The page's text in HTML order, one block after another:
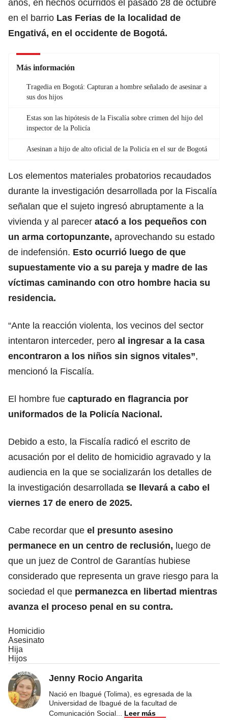
años, en hechos ocurridos el pasado 28 de octubre
en el barrio Las Ferias de la localidad de
Engativá, en el occidente de Bogotá.
Más información
Tragedia en Bogotá: Capturan a hombre señalado de asesinar a
sus dos hijos
Estas son las hipótesis de la Fiscalía sobre crimen del hijo del
inspector de la Policía
Asesinan a hijo de alto oficial de la Policía en el sur de Bogotá
Los elementos materiales probatorios recaudados
durante la investigación desarrollada por la Fiscalía
señalan que el sujeto ingresó abruptamente a la
vivienda y al parecer atacó a los pequeños con
un arma cortopunzante, aprovechando su estado
de indefensión. Esto ocurrió luego de que
supuestamente vio a su pareja y madre de las
víctimas caminando con otro hombre hacia su
residencia.
“Ante la reacción violenta, los vecinos del sector
intentaron interceder, pero al ingresar a la casa
encontraron a los niños sin signos vitales”,
mencionó la Fiscalía.
El hombre fue capturado en flagrancia por
uniformados de la Policía Nacional.
Debido a esto, la Fiscalía radicó el escrito de
acusación por el delito de homicidio agravado y la
audiencia en la que se socializarán los detalles de
la investigación desarrollada se llevará a cabo el
viernes 17 de enero de 2025.
Cabe recordar que el presunto asesino
permanece en un centro de reclusión, luego de
que un juez de Control de Garantías hubiese
considerado que representa un grave riesgo para la
sociedad el que permanezca en libertad mientras
avanza el proceso penal en su contra.
Homicidio
Asesinato
Hija
Hijos
Jenny Rocio Angarita
Nació en Ibagué (Tolima), es egresada de la
Universidad de Ibagué de la facultad de
Comunicación Social
Leer más